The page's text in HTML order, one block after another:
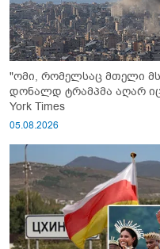
"ომი, რომელსაც მთელი
დონალდ ტრამპმა აღარ იცის,
York Times
05.08.2026